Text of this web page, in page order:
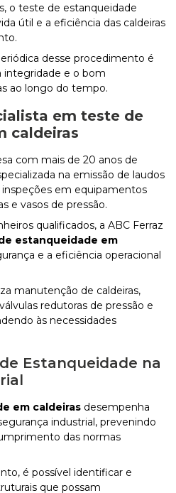
o teste de estanqueidade
útil e a eficiência das caldeiras
desse procedimento é
integridade e o bom
ao longo do tempo.
emteste de
caldeiras
com mais de 20 anos de
na emissão de laudos
em equipamentos
e vasos de pressão.
qualificados, a ABC Ferraz
estanqueidade em
e a eficiência operacional
manutenção de caldeiras,
redutoras de pressão e
às necessidades
Estanqueidade na
em caldeiras desempenha
industrial, prevenindo
das normas
é possível identificar e
que possam